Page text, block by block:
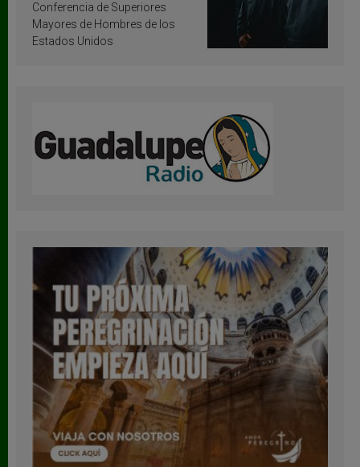
Conferencia de Superiores
Mayores de Hombres de los
Estados Unidos